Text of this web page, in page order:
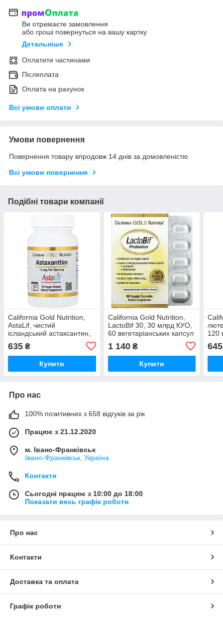
Ви отримаєте замовлення
або гроші повернуться на вашу картку
Детальніше
Оплатити частинами
Післяплата
Оплата на рахунок
Всі умови оплати
Умови повернення
Повернення товару впродовж 14 днів за домовленістю
Всі умови повернення
Подібні товари компанії
California Gold Nutrition,
AstaLif, чистий
ісландський астаксантин,
12 мг, 30 вегетаріанських
капсул
635 ₴
Купити
California Gold Nutrition,
LactoBif 30, 30 млрд КУО,
60 вегетаріанських капсул
1 140₴
Купити
120
645
Про нас
100% позитивних з 658 відгуків за рік
Працює з 21.12.2020
м. Івано-Франківськ
Івано-Франківськ, Україна
Контакти
Сьогодні працює з 10:00 до 18:00
Показати весь графік роботи
Про нас
Контакти
Доставка та оплата
Графік роботи